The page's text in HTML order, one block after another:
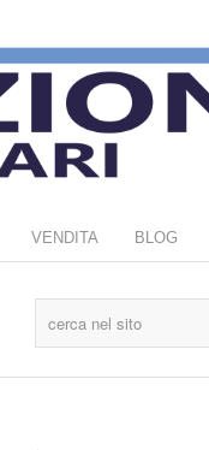
VENDITA BLOG